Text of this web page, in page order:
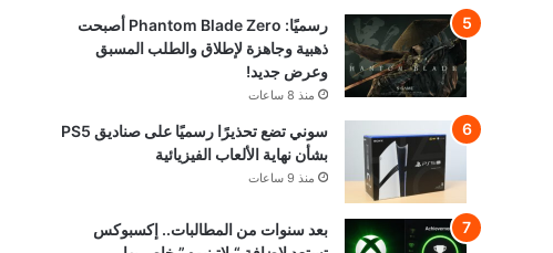
رسميًا: Phantom Blade Zero أصبحت
ذهبية وجاهزة لإطلاق والطلب المسبق
وعرض جديد!
منذ 8 ساعات
سوني تضع تحذيرًا رسميًا على صناديق PS5
بشأن نهاية الألعاب الفيزيائية
منذ 9 ساعات
بعد سنوات من المطالبات.. إكسبوكس